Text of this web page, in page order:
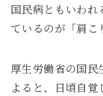
国民病ともいわ
ているのが「肩こ
厚生労働省の国民
よると、日頃自